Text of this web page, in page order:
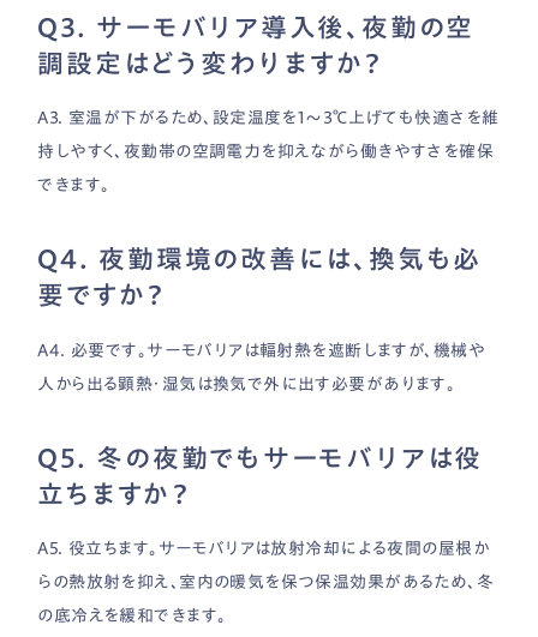
Q3. サーモバリア導入後、夜勤の空
調設定はどう変わりますか？
A3. 室温が下がるため、設定温度を1〜3℃上げても快適さを維
持しやすく、夜勤帯の空調電力を抑えながら働きやすさを確保
できます。
Q4. 夜勤環境の改善には、換気も必
要ですか？
A4. 必要です。サーモバリアは輻射熱を遮断しますが、機械や
人から出る顕熱・湿気は換気で外に出す必要があります。
Q5. 冬の夜勤でもサーモバリアは役
立ちますか？
A5. 役立ちます。サーモバリアは放射冷却による夜間の屋根か
らの熱放射を抑え、室内の暖気を保つ保温効果があるため、冬
の底冷えを緩和できます。